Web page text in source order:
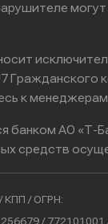
Гражданского
к
банком АО «Т-
средств
КПП / ОГРН:
/